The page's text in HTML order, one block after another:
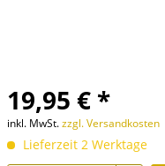
19,95 € *
inkl. MwSt.zzgl. Versandkosten
Lieferzeit 2 Werktage